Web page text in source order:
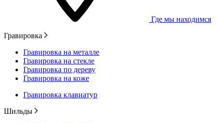
Где мы находимся
Гравировка
Гравировка на металле
Гравировка на стекле
Гравировка по дереву
Гравировка на коже
Гравировка клавиатур
Шильды